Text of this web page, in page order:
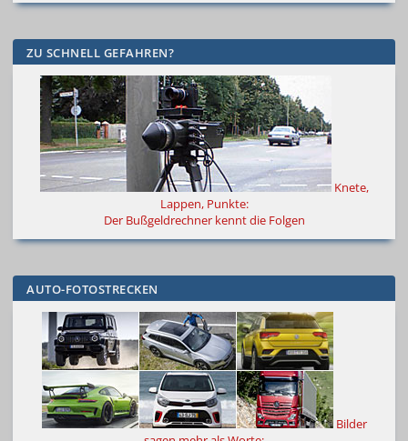
ZU SCHNELL GEFAHREN?
Knete,
Lappen, Punkte:
Der Bußgeldrechner kennt die Folgen
AUTO-FOTOSTRECKEN
Bilder